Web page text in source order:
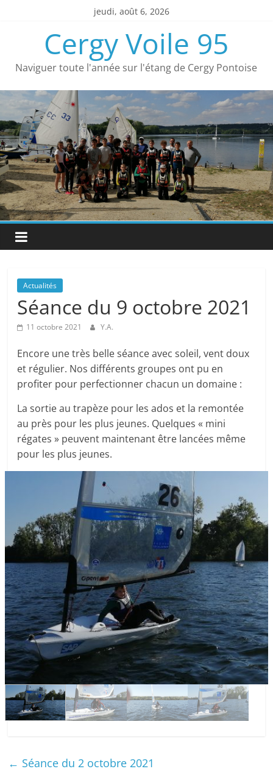
jeudi, août 6, 2026
Cergy Voile 95
Naviguer toute l'année sur l'étang de Cergy Pontoise
Actualités
Séance du 9 octobre 2021
11 octobre 2021 Y.A.
Encore une très belle séance avec soleil, vent doux
et régulier. Nos différents groupes ont pu en
profiter pour perfectionner chacun un domaine :
La sortie au trapèze pour les ados et la remontée
au près pour les plus jeunes. Quelques « mini
régates » peuvent maintenant être lancées même
pour les plus jeunes.
← Séance du 2 octobre 2021